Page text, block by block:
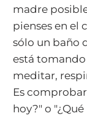
madre
pienses en el
sólo un baño
está
meditar,
Es
hoy?" o